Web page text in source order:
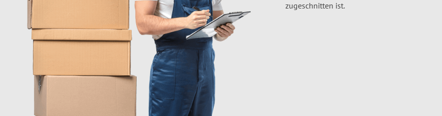
zugeschnitten ist.